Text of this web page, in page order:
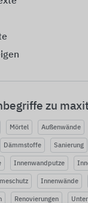
zu
Mörtel Außenwände
Dämmstoffe Sanierung
Innenwandputze
Innenwände
Renovierungen